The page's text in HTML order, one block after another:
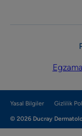
Yasal Bilgiler Gizlilik
© 2026 Ducray